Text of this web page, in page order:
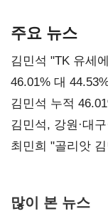
주요 뉴스
김민석 "TK 유세
대표된 양 당직 배
46.01% 대
김민석 누적
(2보)
김민석, 강원·대
최민희 "골리앗
많이 본 뉴스